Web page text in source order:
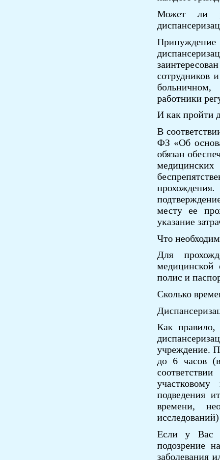
Может ли
сотрудников
работники
И как пройти
В
ФЗ «Об
обязан
месту ее
указание
Что
Для
медицинской
полис и
Сколько
Как правило,
учреждение.
до 6 часов
подведения
времени,
Если у Вас
подозрение
заболевания